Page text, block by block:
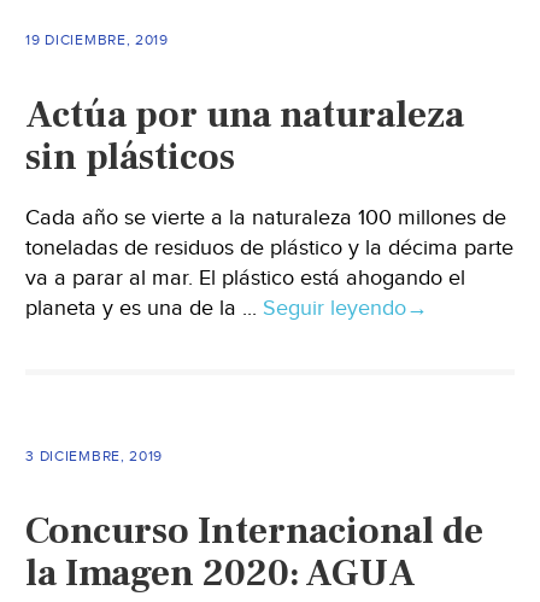
19 DICIEMBRE, 2019
Actúa por una naturaleza
sin plásticos
Cada año se vierte a la naturaleza 100 millones de
toneladas de residuos de plástico y la décima parte
va a parar al mar. El plástico está ahogando el
planeta y es una de la ... Seguir leyendo→
3 DICIEMBRE, 2019
Concurso Internacional de
la Imagen 2020: AGUA